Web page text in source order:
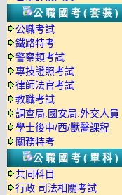
公職國考(套裝)
公職考試
鐵路特考
警察類考試
專技證照考試
律師法官考試
教職考試
調查局.國安局.外交人員
學士後中/西/獸醫課程
關務特考
公職國考(單科)
共同科目
行政.司法相關考試